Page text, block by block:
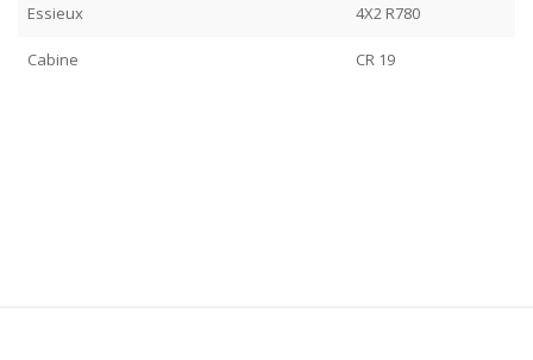
Essieux 4X2 R780
Cabine CR 19